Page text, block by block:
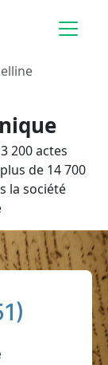
200 actes
de 14 700
la société